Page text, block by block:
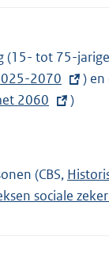
tot 75-
2070
) en
2060 )
(CBS, E
x
sociale